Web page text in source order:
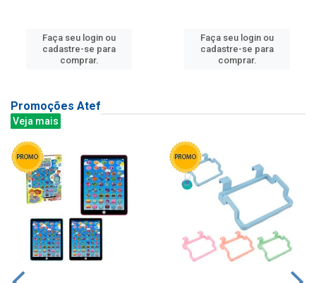
Faça seu login ou
cadastre-se para
comprar.
Faça seu login ou
cadastre-se para
comprar.
Promoções Atef
Veja mais